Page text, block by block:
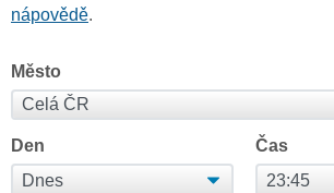
nápovědě.
Město
Den Čas